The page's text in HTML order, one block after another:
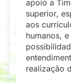
apoio a
superior,
aos
humanos,
realização